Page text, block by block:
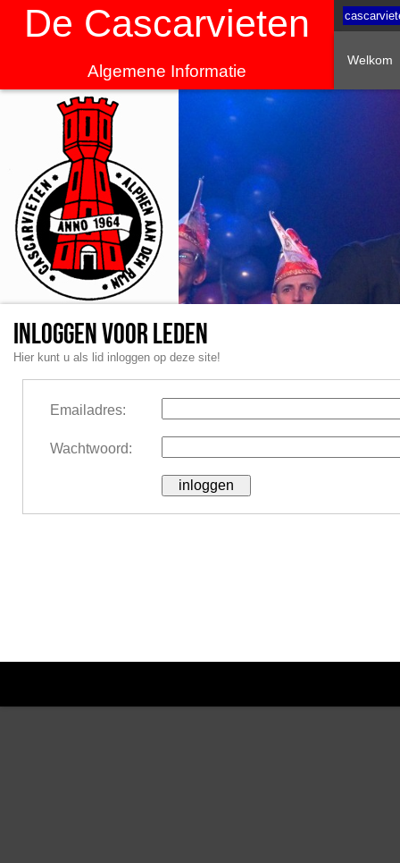
De Cascarvieten
Algemene Informatie
Welkom
INLOGGEN VOOR LEDEN
Hier kunt u als lid inloggen op deze site!
Emailadres:
Wachtwoord: